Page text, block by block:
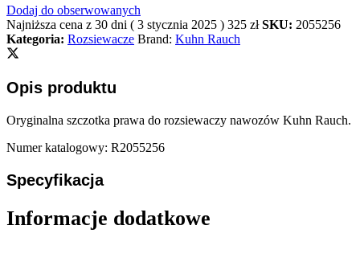
Dodaj do obserwowanych
Najniższa cena z 30 dni ( 3 stycznia 2025 ) 325 zł SKU: 2055256
Kategoria: Rozsiewacze Brand: Kuhn Rauch
Opis produktu
Oryginalna szczotka prawa do rozsiewaczy nawozów Kuhn Rauch.
Numer katalogowy: R2055256
Specyfikacja
Informacje dodatkowe